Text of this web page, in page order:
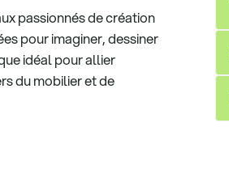
passionnés de création
pour imaginer, dessiner
idéal pour allier
du mobilier et de